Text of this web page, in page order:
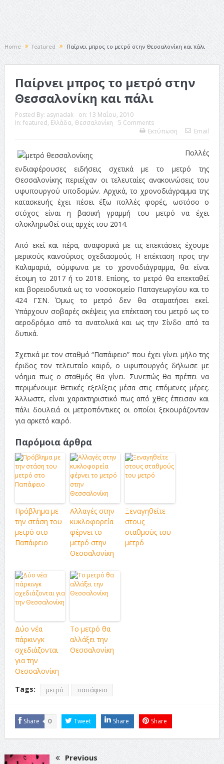
Home featured Παίρνει μπρος το μετρό στην Θεσσαλονίκη και πάλι
Παίρνει μπρος το μετρό στην
Θεσσαλονίκη και πάλι
Posted By: asynadak on: 13 Μαΐου, 2010
In: featured, Ελλάδα, Θεσσαλονίκη
5 Comments
Εκτύπωση
Email
Πολλές
ενδιαφέρουσες ειδήσεις σχετικά με το μετρό της
Θεσσαλονίκης περιείχαν οι τελευταίες ανακοινώσεις του
υφυπουργού υποδομών. Αρχικά, το χρονοδιάγραμμα της
κατασκευής έχει πέσει έξω πολλές φορές, ωστόσο ο
στόχος είναι η βασική γραμμή του μετρό να έχει
ολοκληρωθεί στις αρχές του 2014.
Από εκεί και πέρα, αναφορικά με τις επεκτάσεις έχουμε
μερικούς καινούριος σχεδιασμούς. Η επέκταση προς την
Καλαμαριά, σύμφωνα με το χρονοδιάγραμμα, θα είναι
έτοιμη το 2017 ή το 2018. Επίσης, το μετρό θα επεκταθεί
και βορειοδυτικά ως το νοσοκομείο Παπαγεωργίου και το
424 ΓΣΝ. Όμως το μετρό δεν θα σταματήσει εκεί.
Υπάρχουν σοβαρές σκέψεις για επέκταση του μετρό ως το
αεροδρόμιο από τα ανατολικά και ως την Σίνδο από τα
δυτικά.
Σχετικά με τον σταθμό “Παπάφειο” που έχει γίνει μήλο της
έριδος τον τελευταίο καιρό, ο υφυπουργός δήλωσε με
νόημα πως ο σταθμός θα γίνει. Συνεπώς θα πρέπει να
περιμένουμε θετικές εξελίξεις μέσα στις επόμενες μέρες.
Άλλωστε, είναι χαρακτηριστικό πως από χθες έπεισαν και
πάλι δουλειά οι μετροπόντικες οι οποίοι ξεκουράζονταν
για αρκετό καιρό.
Παρόμοια άρθρα
Πρόβλημα με
την στάση του
μετρό στο
Παπάφειο
Αλλαγές στην
κυκλοφορεία
φέρνει το
μετρό στην
Θεσσαλονίκη
Ξεναγηθείτε
στους
σταθμούς του
μετρό
Δύο νέα
πάρκινγκ
σχεδιάζονται
για την
Θεσσαλονίκη
Το μετρό θα
αλλάξει την
Θεσσαλονίκη
Tags: μετρό παπάφειο
Share 0 Tweet Share Share
Previous